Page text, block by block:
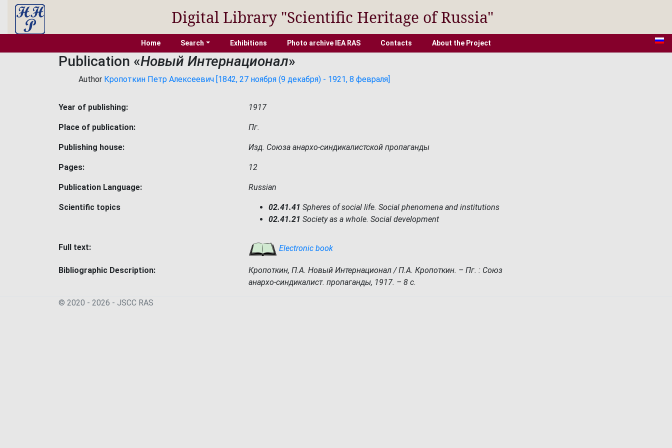
Digital Library "Scientific Heritage of Russia"
Home Search Exhibitions Photo archive IEA RAS Contacts About the Project
Publication «Новый Интернационал»
Author Кропоткин Петр Алексеевич [1842, 27 ноября (9 декабря) - 1921, 8 февраля]
Year of publishing: 1917
Place of publication: Пг.
Publishing house: Изд. Союза анархо-синдикалистской пропаганды
Pages: 12
Publication Language: Russian
Scientific topics 02.41.41 Spheres of social life. Social phenomena and institutions
02.41.21 Society as a whole. Social development
Full text: Electronic book
Bibliographic Description:
Кропоткин, П.А. Новый Интернационал / П.А. Кропоткин. – Пг. : Союз
анархо-синдикалист. пропаганды, 1917. – 8 с.
© 2020 - 2026 - JSСC RAS